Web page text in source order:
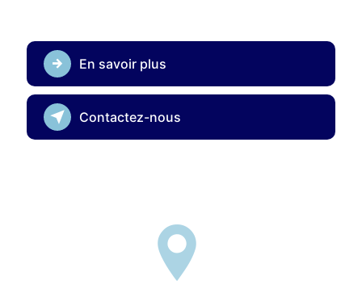
En savoir plus
Contactez-nous